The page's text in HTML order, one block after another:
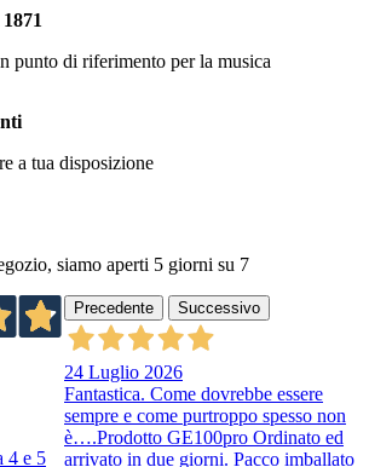
punto di riferimento per la musica
a tua disposizione
siamo aperti 5 giorni su 7
4 e 5
Precedente Successivo
24 Luglio 2026
Fantastica. Come dovrebbe essere
sempre e come purtroppo spesso non
è….Prodotto GE100pro Ordinato ed
arrivato in due giorni. Pacco imballato